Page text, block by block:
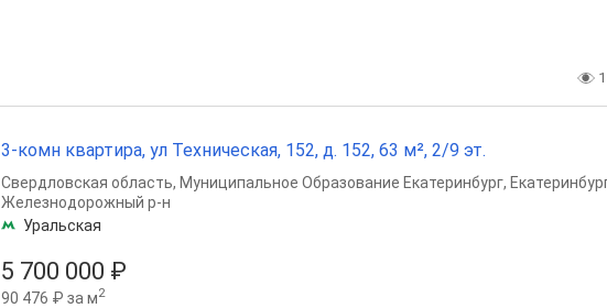
1
3-комн квартира, ул Техническая, 152, д. 152, 63 м², 2/9 эт.
5 700 000 ₽
90 476 ₽ за м2
Свердловская область, Муниципальное Образование Екатеринбург,
Железнодорожный р-н
Уральская